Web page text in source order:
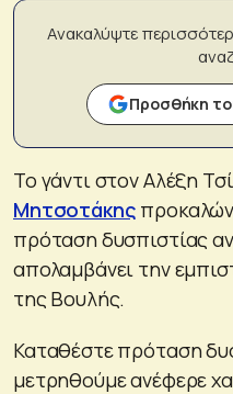
Ανακαλύψτε
Προσθήκη
Το γάντι στον Αλέξη
Μητσοτάκης
πρόταση δυσπιστίας
απολαμβάνει την
της Βουλής.
Καταθέστε πρόταση
μετρηθούμε ανέφερε